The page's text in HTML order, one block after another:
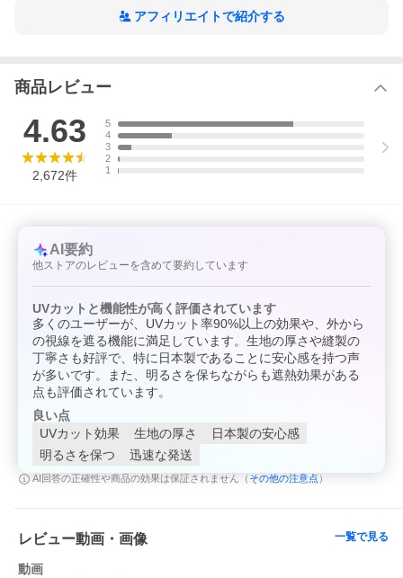
おすすめカーテンはこちら
アフィリエイトで紹介する
商品レビュー
4.63
2,672件
5
4
3
2
1
AI要約
他ストアのレビューを含めて要約しています
UVカットと機能性が高く評価されています
多くのユーザーが、UVカット率90%以上の効果や、外から
の視線を遮る機能に満足しています。生地の厚さや縫製の
丁寧さも好評で、特に日本製であることに安心感を持つ声
が多いです。また、明るさを保ちながらも遮熱効果がある
点も評価されています。
良い点
UVカット効果
生地の厚さ
日本製の安心感
明るさを保つ
迅速な発送
AI回答の正確性や商品の効果は保証されません（ その他の注意点 ）
レビュー動画・画像 一覧で見る
動画